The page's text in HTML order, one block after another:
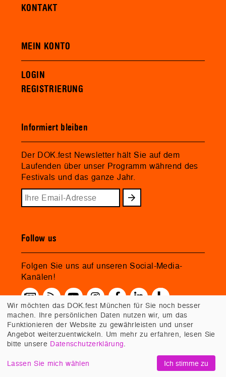
KONTAKT
MEIN KONTO
LOGIN
REGISTRIERUNG
Informiert bleiben
Der DOK.fest Newsletter hält Sie auf dem
Laufenden über unser Programm während des
Festivals und das ganze Jahr.
Follow us
Folgen Sie uns auf unseren Social-Media-
Kanälen!
Wir möchten das DOK.fest München für Sie noch besser
machen. Ihre persönlichen Daten nutzen wir, um das
Funktionieren der Website zu gewährleisten und unser
Angebot weiterzuentwickeln. Um mehr zu erfahren, lesen Sie
bitte unsere Datenschutzerklärung.
Lassen Sie mich wählen Ich stimme zu